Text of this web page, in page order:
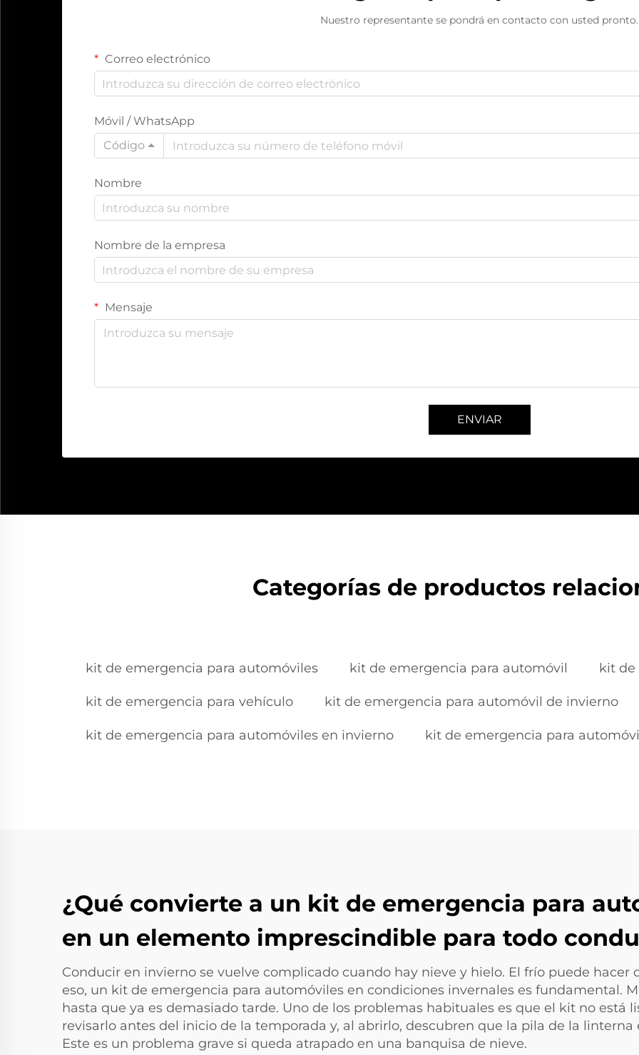
Nuestro representante se pondrá en contacto con usted pronto.
Correo electrónico
Móvil / WhatsApp
Código
Nombre
Nombre de la empresa
Mensaje
ENVIAR
Categorías de productos
kit de emergencia para automóviles kit de emergencia para automóvil kit de
kit de emergencia para vehículo kit de emergencia para automóvil de invierno
kit de emergencia para automóviles en invierno kit de emergencia para
¿Qué convierte a un kit de emergencia para
en un elemento imprescindible para todo
Conducir en invierno se vuelve complicado cuando hay nieve y hielo. El frío puede hacer
eso, un kit de emergencia para automóviles en condiciones invernales es fundamental.
hasta que ya es demasiado tarde. Uno de los problemas habituales es que el kit no está
revisarlo antes del inicio de la temporada y, al abrirlo, descubren que la pila de la
Este es un problema grave si queda atrapado en una banquisa de nieve.